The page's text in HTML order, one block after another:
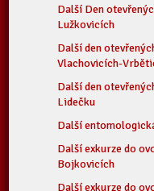
Další Den
Lužkovicích
Další den
Vlachovicích-
Další den
Lidečku
Další
Další exkurze do
Bojkovicích
Další exkurze do